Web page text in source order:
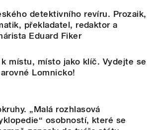
detektivního revíru. Prozaik,
překladatel, redaktor a
Eduard Fiker
místu, místo jako klíč. Vydejte se
Lomnicko!
„Malá rozhlasová
osobností, které se